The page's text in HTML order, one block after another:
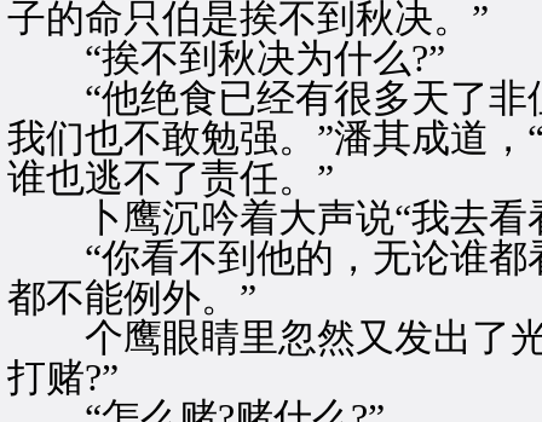
子的命只伯是挨不到秋决。”
“挨不到秋决为什么?”
“他绝食已经有很多天了非
我们也不敢勉强。”潘其成道
谁也逃不了责任。”
卜鹰沉吟着大声说“我去看
“你看不到他的，无论谁都
都不能例外。”
个鹰眼睛里忽然又发出了光
打赌?”